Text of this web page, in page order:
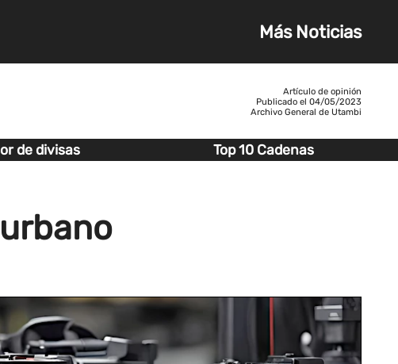
Más Noticias
Artículo de opinión
Publicado el 04/05/2023
Archivo General de Utambi
de divisas Top 10 Cadenas